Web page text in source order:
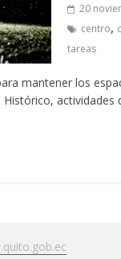
20
centro,
tareas
mantener los